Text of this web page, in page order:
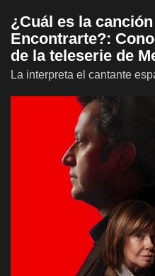
¿Cuál es la
Encontrarte?:
de la teleserie de
La interpreta el cantante